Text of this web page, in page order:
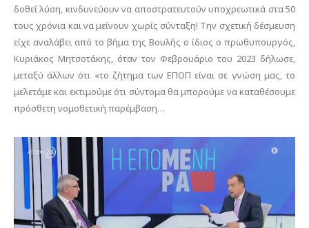
δοθεί λύση, κινδυνεύουν να αποστρατευτούν υποχρεωτικά στα 50
τους χρόνια και να μείνουν χωρίς σύνταξη! Την σχετική δέσμευση
είχε αναλάβει από το βήμα της Βουλής ο ίδιος ο πρωθυπουργός,
Κυριάκος Μητσοτάκης, όταν τον Φεβρουάριο του 2023 δήλωσε,
μεταξύ άλλων ότι «το ζήτημα των ΕΠΟΠ είναι σε γνώση μας, το
μελετάμε και εκτιμούμε ότι σύντομα θα μπορούμε να καταθέσουμε
πρόσθετη νομοθετική παρέμβαση…